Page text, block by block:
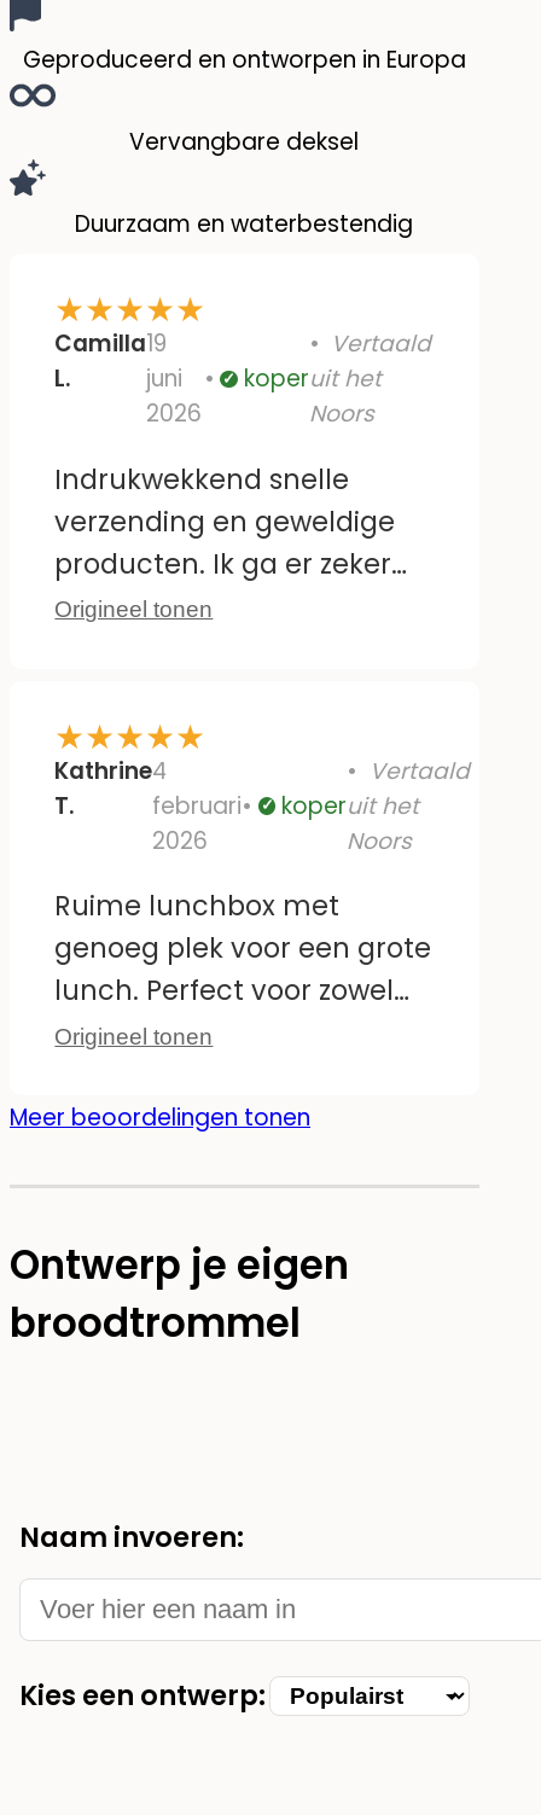
Geproduceerd en ontworpen in Europa
Vervangbare deksel
Duurzaam en waterbestendig
★★★★★
Camilla
L.
19
juni
2026
Geverifieerd
koper
Vertaald
uit het
Noors
Indrukwekkend snelle
verzending en geweldige
producten. Ik ga er zeker
nog eens bestellen.
Origineel tonen
★★★★★
Kathrine
T.
4
februari
2026
Geverifieerd
koper
Vertaald
uit het
Noors
Ruime lunchbox met
genoeg plek voor een grote
lunch. Perfect voor zowel
de kleuterschool als de
tevreden mee en ga er
Origineel tonen
Meer beoordelingen tonen
Ontwerp je eigen
broodtrommel
Naam invoeren:
Kies een ontwerp:Kies